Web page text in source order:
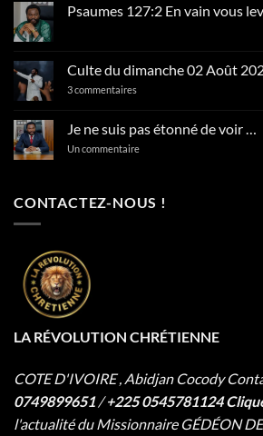
Psaumes 127:2 En vain vous
Psaumes
127:2
En
levez-
vous
matin
Culte du dimanche 02 Août
3 commentaires
dimanche
02
Août
Je ne suis pas étonné de voir …
Un commentairesur
étonné
CONTACTEZ-NOUS !
LA RÉVOLUTION CHRÉTIENNE
COTE D'IVOIRE , Abidjan Cocody
0749899651/+225 0545781124
l'actualité du Missionnaire GÉDÉON